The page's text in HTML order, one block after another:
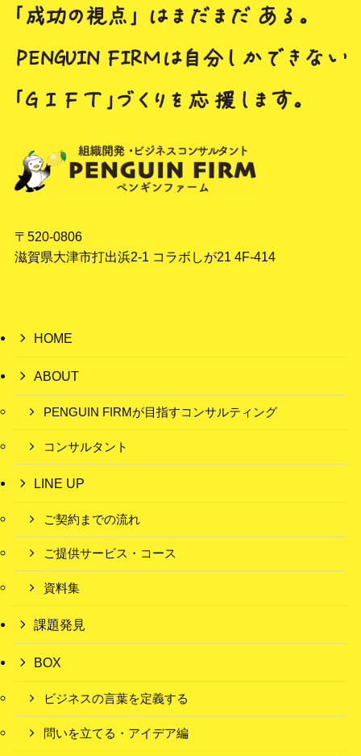
〒520-0806
滋賀県大津市打出浜2-1 コラボしが21 4F-414
HOME
ABOUT
PENGUIN FIRMが目指すコンサルティング
コンサルタント
LINE UP
ご契約までの流れ
ご提供サービス・コース
資料集
課題発見
BOX
ビジネスの言葉を定義する
問いを立てる・アイデア編